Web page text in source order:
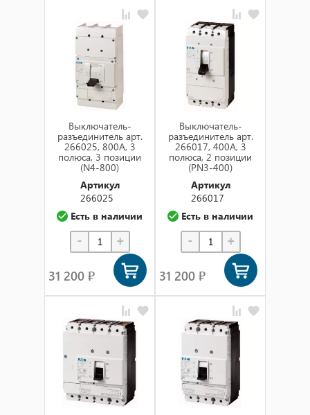
Сначала дорогие
Сначала новинки
по названию (а-я)
по названию (я-а)
в наличии
Выключатель-
разъединитель арт.
266025, 800А, 3
полюса, 3 позиции
(N4-800)
Артикул
266025
Есть в наличии
- +
31 200 ₽
Выключатель-
разъединитель арт.
266017, 400А, 3
полюса, 2 позиции
(PN3-400)
Артикул
266017
Есть в наличии
- +
31 200 ₽